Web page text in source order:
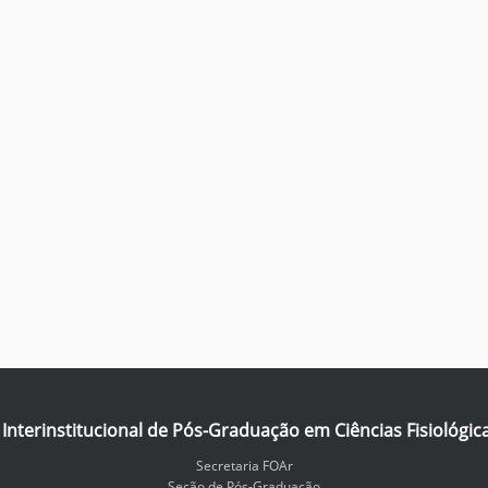
de Pós-Graduação em Ciências
Secretaria FOAr